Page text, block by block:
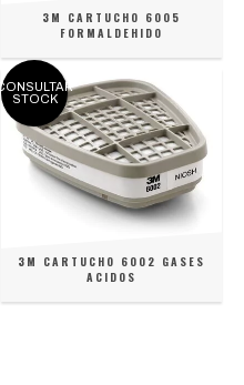
3M CARTUCHO 6005
FORMALDEHIDO
CONSULTAR
STOCK
3M CARTUCHO 6002 GASES
ACIDOS